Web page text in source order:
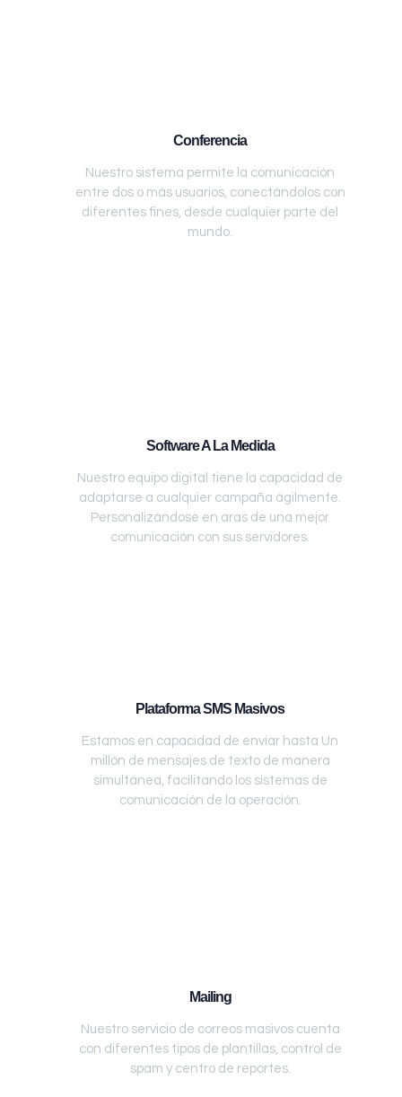
Conferencia
Nuestro sistema permite la comunicación
entre dos o más usuarios, conectándolos con
diferentes fines, desde cualquier parte del
mundo.
Software A La Medida
Nuestro equipo digital tiene la capacidad de
adaptarse a cualquier campaña ágilmente.
Personalizándose en aras de una mejor
comunicación con sus servidores.
Plataforma SMS Masivos
Estamos en capacidad de enviar hasta Un
millón de mensajes de texto de manera
simultánea, facilitando los sistemas de
comunicación de la operación.
Mailing
Nuestro servicio de correos masivos cuenta
con diferentes tipos de plantillas, control de
spam y centro de reportes.